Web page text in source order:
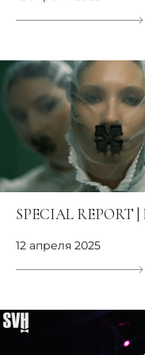
SPECIAL REPORT
12 апреля 2025